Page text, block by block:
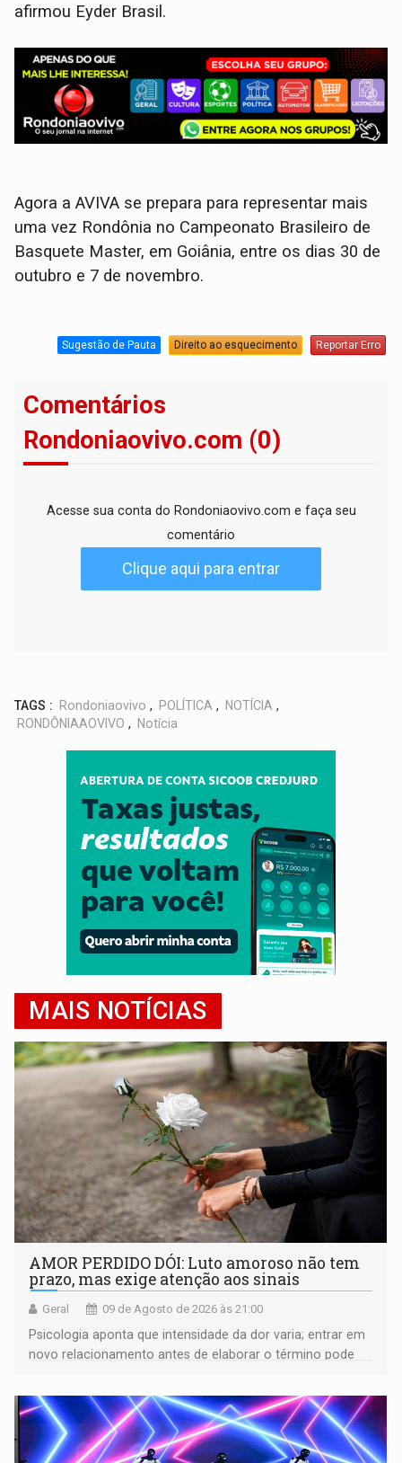
afirmou Eyder Brasil.
Agora a AVIVA se prepara para representar mais
uma vez Rondônia no Campeonato Brasileiro de
Basquete Master, em Goiânia, entre os dias 30 de
outubro e 7 de novembro.
Sugestão de Pauta Direito ao esquecimento Reportar Erro
Comentários
Rondoniaovivo.com (0)
Acesse sua conta do Rondoniaovivo.com e faça seu
comentário
Clique aqui para entrar
TAGS : Rondoniaovivo , POLÍTICA , NOTÍCIA ,
RONDÔNIAAOVIVO , Notícia
MAIS NOTÍCIAS
AMOR PERDIDO DÓI: Luto amoroso não tem
prazo, mas exige atenção aos sinais
Geral 09 de Agosto de 2026 às 21:00
Psicologia aponta que intensidade da dor varia; entrar em
novo relacionamento antes de elaborar o término pode